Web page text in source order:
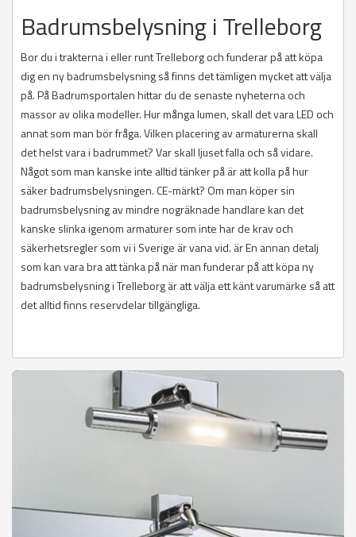
Badrumsbelysning i Trelleborg
Bor du i trakterna i eller runt Trelleborg och funderar på att köpa
dig en ny badrumsbelysning så finns det tämligen mycket att välja
på. På Badrumsportalen hittar du de senaste nyheterna och
massor av olika modeller. Hur många lumen, skall det vara LED och
annat som man bör fråga. Vilken placering av armaturerna skall
det helst vara i badrummet? Var skall ljuset falla och så vidare.
Något som man kanske inte alltid tänker på är att kolla på hur
säker badrumsbelysningen. CE-märkt? Om man köper sin
badrumsbelysning av mindre nogräknade handlare kan det
kanske slinka igenom armaturer som inte har de krav och
säkerhetsregler som vi i Sverige är vana vid. är En annan detalj
som kan vara bra att tänka på när man funderar på att köpa ny
badrumsbelysning i Trelleborg är att välja ett känt varumärke så att
det alltid finns reservdelar tillgängliga.